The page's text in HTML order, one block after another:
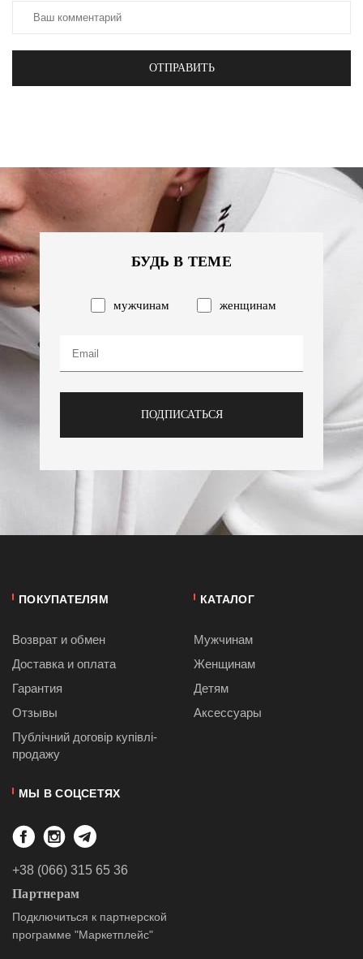
ОТПРАВИТЬ
БУДЬ В ТЕМЕ
мужчинам женщинам
ПОДПИСАТЬСЯ
ПОКУПАТЕЛЯМ
Возврат и обмен
Доставка и оплата
Гарантия
Отзывы
Публiчний договiр купівлі-
продажу
КАТАЛОГ
Мужчинам
Женщинам
Детям
Аксессуары
МЫ В СОЦСЕТЯХ
+38 (066) 315 65 36
Партнерам
Подключиться к партнерской
программе "Маркетплейс"